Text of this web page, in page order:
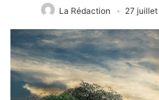
La Rédaction 27